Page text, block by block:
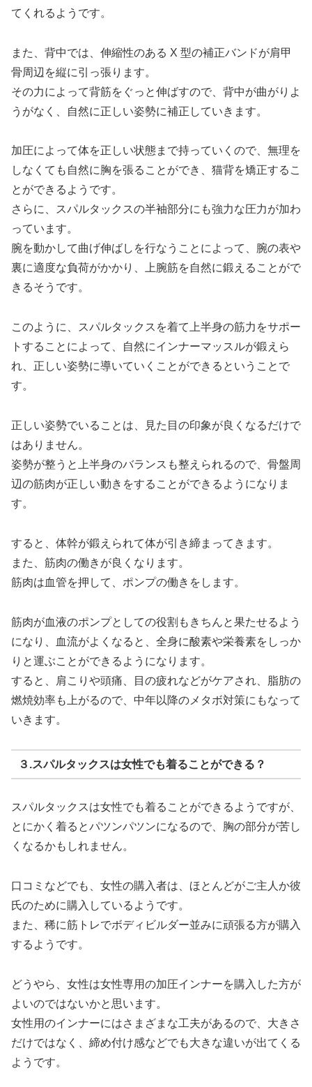
てくれるようです。
また、背中では、伸縮性のある X 型の補正バンドが肩甲
骨周辺を縦に引っ張ります。
その力によって背筋をぐっと伸ばすので、背中が曲がりよ
うがなく、自然に正しい姿勢に補正していきます。
加圧によって体を正しい状態まで持っていくので、無理を
しなくても自然に胸を張ることができ、猫背を矯正するこ
とができるようです。
さらに、スパルタックスの半袖部分にも強力な圧力が加わ
っています。
腕を動かして曲げ伸ばしを行なうことによって、腕の表や
裏に適度な負荷がかかり、上腕筋を自然に鍛えることがで
きるそうです。
このように、スパルタックスを着て上半身の筋力をサポー
トすることによって、自然にインナーマッスルが鍛えら
れ、正しい姿勢に導いていくことができるということで
す。
正しい姿勢でいることは、見た目の印象が良くなるだけで
はありません。
姿勢が整うと上半身のバランスも整えられるので、骨盤周
辺の筋肉が正しい動きをすることができるようになりま
す。
すると、体幹が鍛えられて体が引き締まってきます。
また、筋肉の働きが良くなります。
筋肉は血管を押して、ポンプの働きをします。
筋肉が血液のポンプとしての役割もきちんと果たせるよう
になり、血流がよくなると、全身に酸素や栄養素をしっか
りと運ぶことができるようになります。
すると、肩こりや頭痛、目の疲れなどがケアされ、脂肪の
燃焼効率も上がるので、中年以降のメタボ対策にもなって
いきます。
３.スパルタックスは女性でも着ることができる？
スパルタックスは女性でも着ることができるようですが、
とにかく着るとパツンパツンになるので、胸の部分が苦し
くなるかもしれません。
口コミなどでも、女性の購入者は、ほとんどがご主人か彼
氏のために購入しているようです。
また、稀に筋トレでボディビルダー並みに頑張る方が購入
するようです。
どうやら、女性は女性専用の加圧インナーを購入した方が
よいのではないかと思います。
女性用のインナーにはさまざまな工夫があるので、大きさ
だけではなく、締め付け感などでも大きな違いが出てくる
ようです。